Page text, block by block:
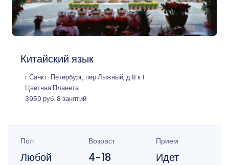
Китайский язык
г Санкт-Петербург, пер Лыжный, д 8 к 1
Цветная Планета
3950 руб. 8 занятий
Пол
Любой
Возраст
4-18
Прием
Идет